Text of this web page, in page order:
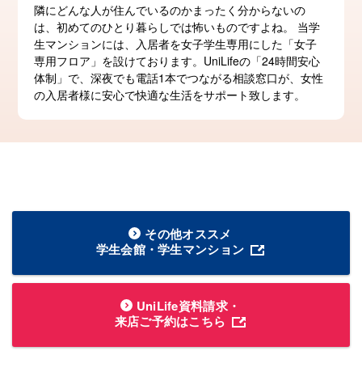
隣にどんな人が住んでいるのかまったく分からないの
は、初めてのひとり暮らしでは怖いものですよね。 当学
生マンションには、入居者を女子学生専用にした「女子
専用フロア」を設けております。UniLifeの「24時間安心
体制」で、深夜でも電話1本でつながる相談窓口が、女性
の入居者様に安心で快適な生活をサポート致します。
その他オススメ
学生会館・学生マンション
UniLife資料請求・
来店ご予約はこちら